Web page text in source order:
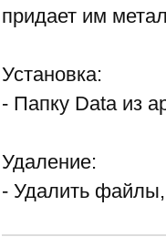
придает им
Установка:
- Папку Data из
Удаление:
- Удалить